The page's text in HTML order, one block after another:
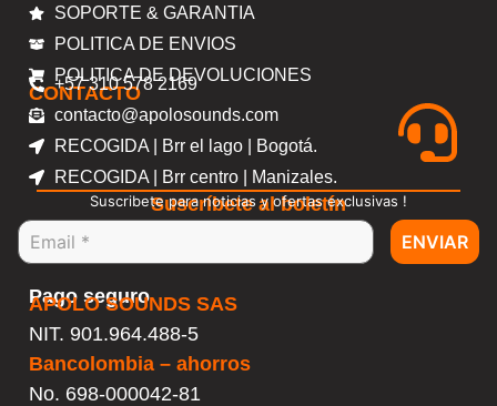
SOPORTE & GARANTIA
POLITICA DE ENVIOS
POLITICA DE DEVOLUCIONES
CONTACTO
+57 310 578 2169
contacto@apolosounds.com
RECOGIDA | Brr el lago | Bogotá.
RECOGIDA | Brr centro | Manizales.
Suscríbete al boletín
Suscribete para noticias y ofertas exclusivas !
ENVIAR
Pago seguro
APOLO SOUNDS SAS
NIT. 901.964.488-5
Bancolombia – ahorros
No. 698-000042-81